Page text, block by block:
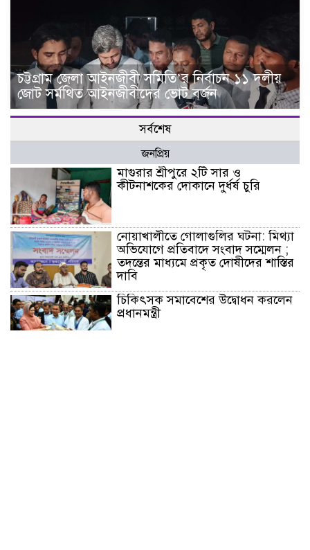
চট্টগ্রাম জেলা আইনজীবী সমিতি’র নির্বাচন ১১ দলীয়
জোট সর্মথিত আইনজীবীদের ভোট বর্জন
সর্বশেষ
জনপ্রিয়
মাগুরার শ্রীপুরে ২টি সার ও
কীটনাশকের দোকানে দুর্ধর্ষ চুরি
নোয়াখালীতে গোলাগুলির ঘটনা: মিথ্যা
অভিযোগে প্রতিবাদে সংবাদ সম্মেলন ;
তদন্তের মাধ্যমে প্রকৃত দোষীদের শাস্তির
দাবি
চিকিৎসক সমাবেশের উদ্বোধন করলেন
প্রধানমন্ত্রী